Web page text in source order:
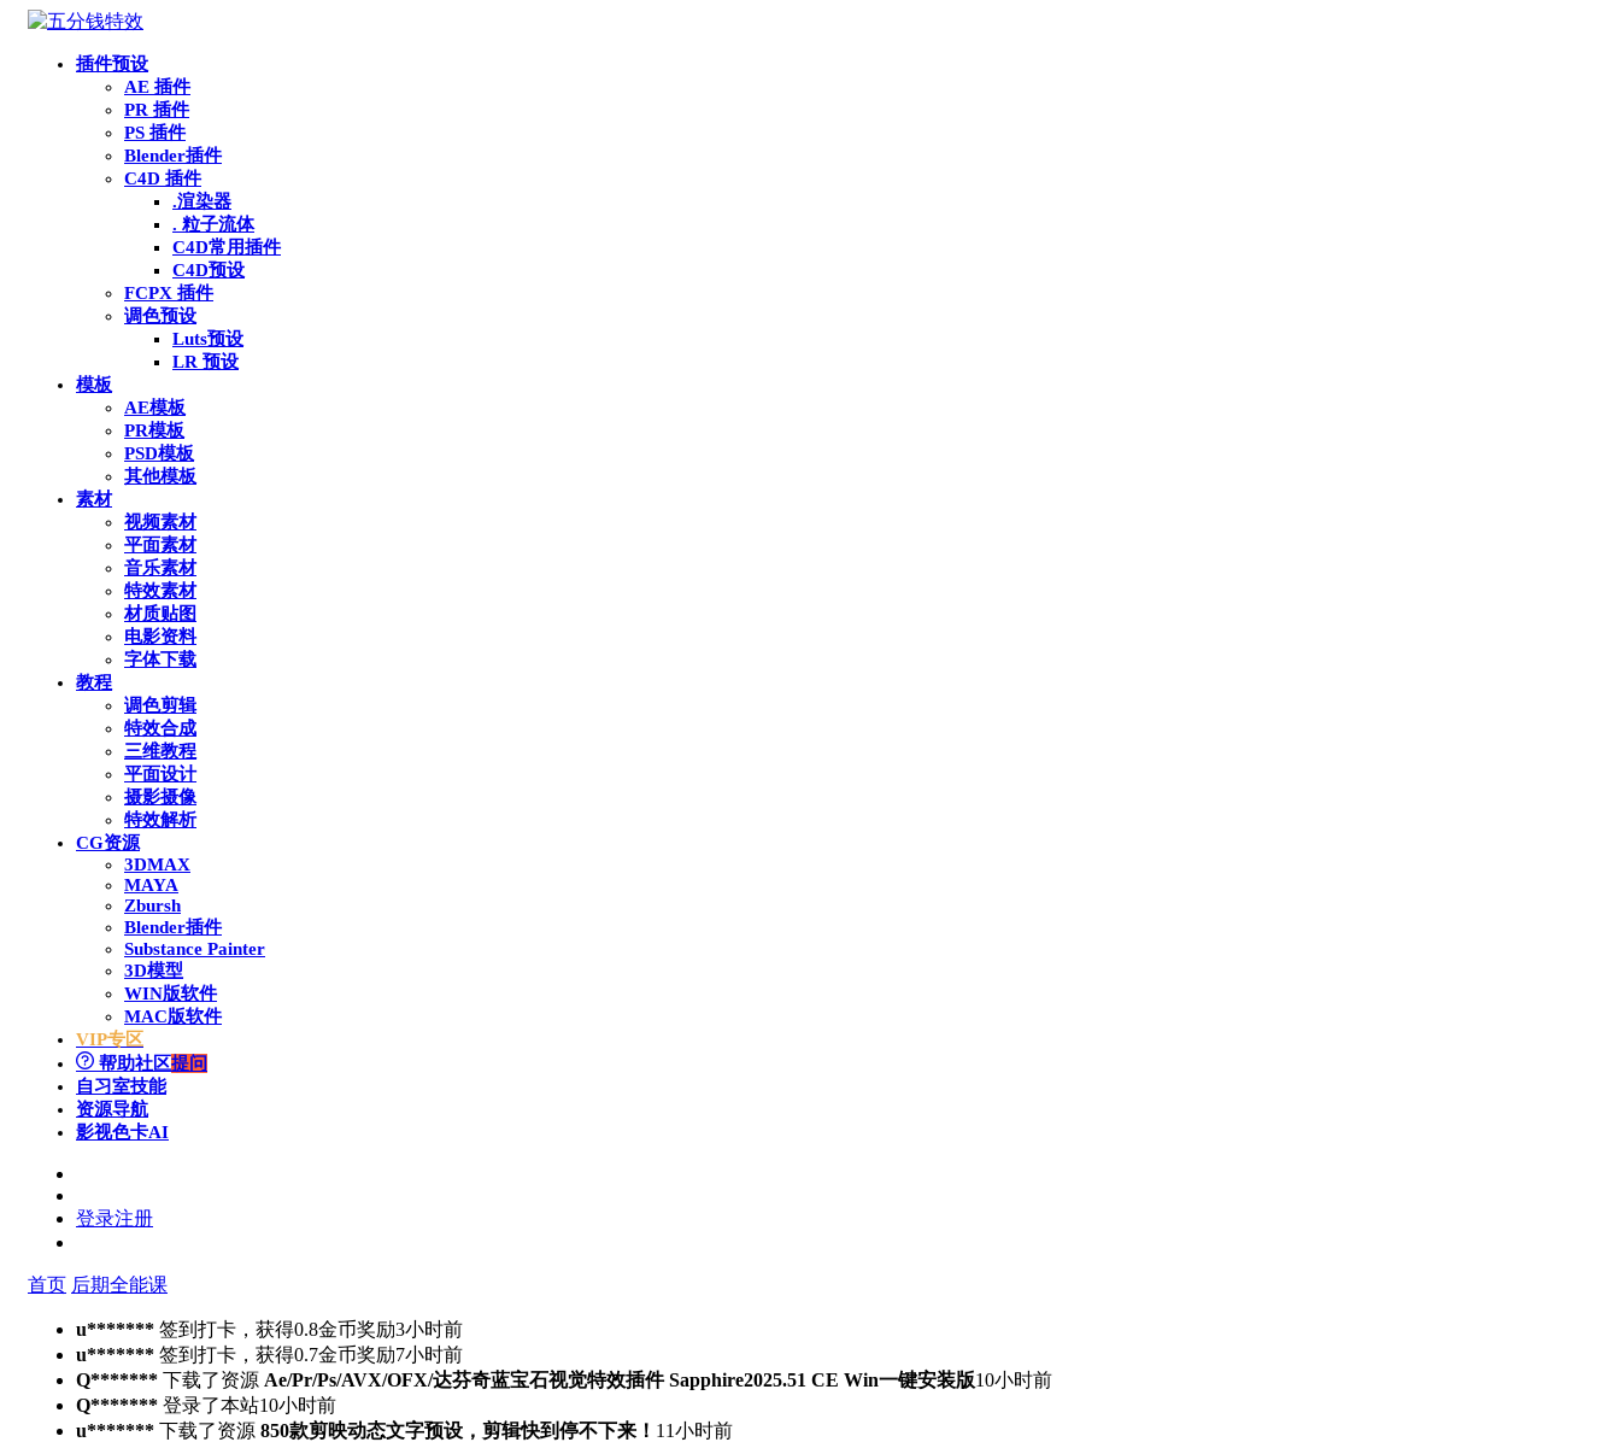
插件预设
AE 插件
PR 插件
PS 插件
Blender插件
C4D 插件
.渲染器
. 粒子流体
C4D常用插件
C4D预设
FCPX 插件
调色预设
Luts预设
LR 预设
模板
AE模板
PR模板
PSD模板
其他模板
素材
视频素材
平面素材
音乐素材
特效素材
材质贴图
电影资料
字体下载
教程
调色剪辑
特效合成
三维教程
平面设计
摄影摄像
特效解析
CG资源
3DMAX
MAYA
Zbursh
Blender插件
Substance Painter
3D模型
WIN版软件
MAC版软件
VIP专区
帮助社区提问
自习室技能
资源导航
影视色卡AI
登录注册
首页 后期全能课
u******* 签到打卡，获得0.8金币奖励3小时前
u******* 签到打卡，获得0.7金币奖励7小时前
Q******* 下载了资源 Ae/Pr/Ps/AVX/OFX/达芬奇蓝宝石视觉特效插件 Sapphire2025.51 CE Win一键安装版10小时前
Q******* 登录了本站10小时前
u******* 下载了资源 850款剪映动态文字预设，剪辑快到停不下来！ 11小时前